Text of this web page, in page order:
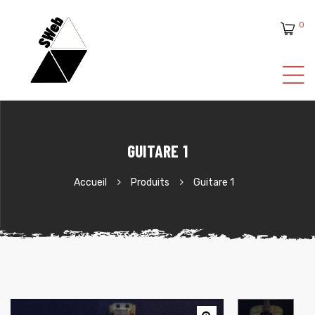
0
GUITARE 1
Accueil Produits Guitare 1